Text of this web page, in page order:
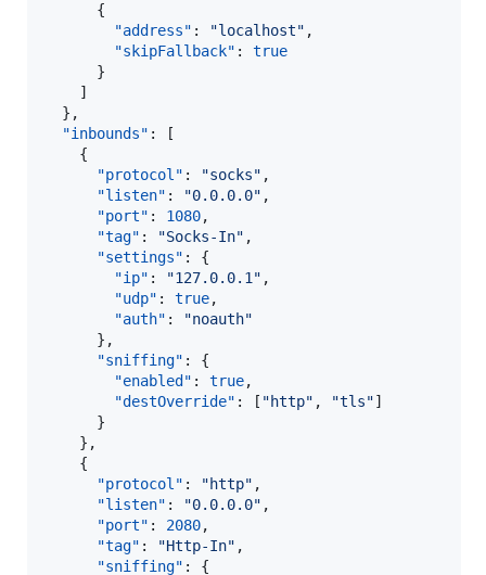
      {
"address" : "localhost" ,
"skipFallback" : true
      }
    ]
  },
"inbounds" : [
    {
"protocol" : "socks" ,
"listen" : "0.0.0.0" ,
"port" : 1080,
"tag" : "Socks-In" ,
"settings" : {
"ip" : "127.0.0.1 " ,
"udp" : true,
"auth" : "noauth"
      },
"sniffing" : {
"enabled" : true,
"destOverride" : [ "http" , "tls"]
      }
    },
    {
"protocol" : "http" ,
"listen" : "0.0.0.0" ,
"port" : 2080,
"tag" : "Http-In" ,
"sniffing" : {